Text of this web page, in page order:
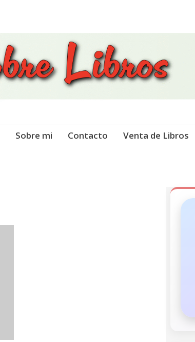
Sobre mi Contacto Venta de Libros